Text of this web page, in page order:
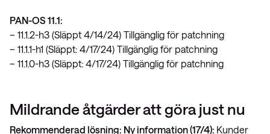
PAN-OS 11.1:
– 11.1.2-h3 (Släppt 4/14/24) Tillgänglig för patchning
– 11.1.1-h1 (Släppt: 4/17/24) Tillgänglig för patchning
– 11.1.0-h3 (Släppt: 4/17/24) Tillgänglig för patchning
Mildrande åtgärder att göra just nu
Rekommenderad lösning: Ny information (17/4): Kunder